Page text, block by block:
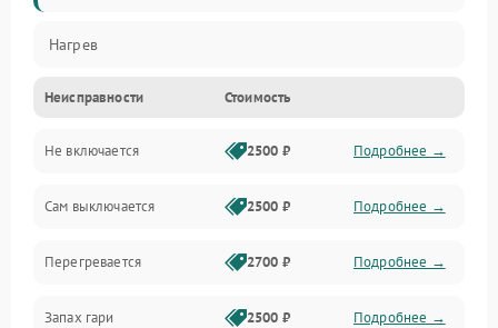
Нагрев
Неисправности Стоимость
Не включается 2500 ₽ Подробнее →
Сам выключается 2500 ₽ Подробнее →
Перегревается 2700 ₽ Подробнее →
Запах гари 2500 ₽ Подробнее →